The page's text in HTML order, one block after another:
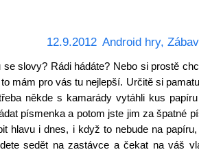
12.9.2012 Android hry,
se slovy? Rádi hádáte? Nebo si prostě
mám pro vás tu nejlepší. Určitě si
někde s kamarády vytáhli kus
písmenka a potom jste jim za špatné
hlavu i dnes, i když to nebude na
sedět na zastávce a čekat na váš